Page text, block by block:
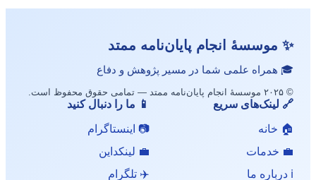
✨ موسسهٔ انجام پایان‌نامه ممتد
🎓 همراه علمی شما در مسیر پژوهش و دفاع
© ۲۰۲۵ موسسهٔ انجام پایان‌نامه ممتد — تمامی حقوق محفوظ است.
🔗 لینک‌های سریع
🏠 خانه
💼 خدمات
ℹ️ درباره ما
📱 ما را دنبال کنید
📷 اینستاگرام
💼 لینکداین
✈️ تلگرام